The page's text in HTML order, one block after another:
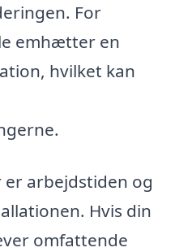
For
emhætter en
hvilket kan
arbejdstiden og
Hvis din
omfattende